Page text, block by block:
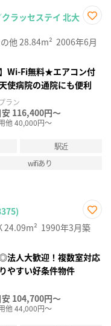
ラッセステイ 北大
に入
り登
他28.84m² 2006年6月
】Wi-Fi無料★エアコン付
使病院の通院にも便利
ラン
安 116,400円～
他 40,000円～
駅近
wifiあり
お気
に入
24.09m² 1990年3月築
法人大歓迎！複数室対応
やすい好条件物件
安 104,700円～
他 44,000円～